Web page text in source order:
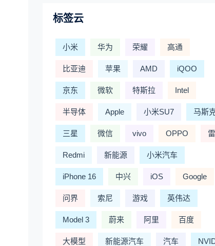
标签云
小米 华为 荣耀 高通
比亚迪 苹果 AMD iQOO
京东 微软 特斯拉 Intel
半导体 Apple 小米SU7 马斯
三星 微信 vivo OPPO
Redmi 新能源 小米汽车
iPhone 16 中兴 iOS Google
问界 索尼 游戏 英伟达
Model 3 蔚来 阿里 百度
大模型 新能源汽车 汽车